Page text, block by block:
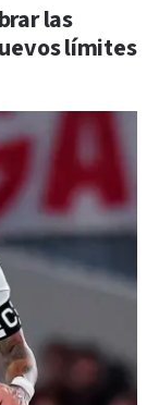
las
límites